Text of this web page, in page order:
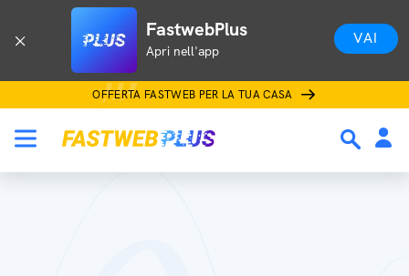
FastwebPlus
Apri nell'app
VAI
OFFERTA FASTWEB PER LA TUA CASA